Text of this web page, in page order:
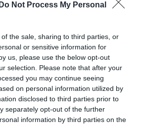
Do Not Process My Personal
the sale, sharing to third parties, or
or sensitive information for
us, please use the below opt-out
selection. Please note that after your
you may continue seeing
on personal information utilized by
disclosed to third parties prior to
separately opt-out of the further
information by third parties on the
να εντοπιστεί στο
δείχνει νέα έρευνα